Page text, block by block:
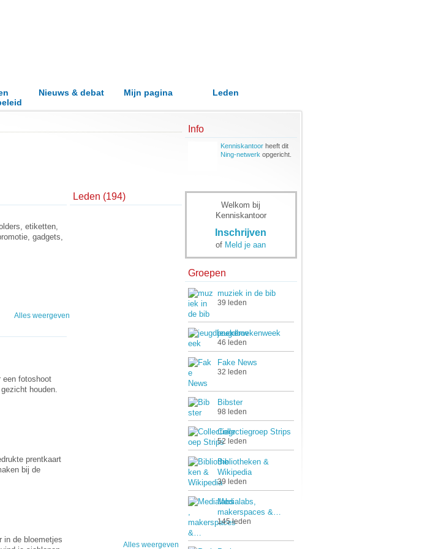
Nieuws & debat Mijn pagina Leden
etiketten,
gadgets,
een fotoshoot
houden.
prentkaart
bij de
in de bloemetjes
Alles weergeven
Leden (194)
Alles weergeven
Info
Kenniskantoorheeft dit
Ning-netwerk opgericht.
Welkom bij
Kenniskantoor
Inschrijven
of Meld je aan
Groepen
muziek in de bib
39 leden
jeugdboekenweek
46 leden
Fake News
32 leden
Bibster
98 leden
Collectiegroep Strips
52 leden
Bibliotheken &
Wikipedia
39 leden
Medialabs,
makerspaces &…
145 leden